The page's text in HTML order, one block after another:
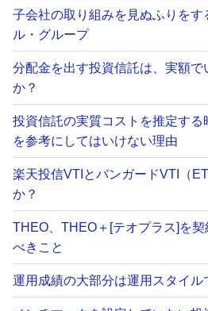
子会社の取り組みを見ぬふりをす
ル・グループ
分配金を出す投資信託は、実額
か？
投資信託の実質コストを推定する
を参考にしてはいけない理由
楽天投信VTIとバンガードVTI（
か？
THEO、THEO＋[テオプラス]を契
べきこと
運用成績の大部分は運用スタイル